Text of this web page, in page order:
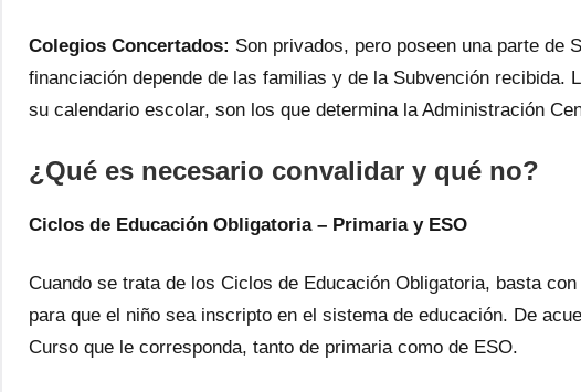
Colegios Concertados: Son privados, pero poseen una parte de
financiación depende de las familias y de la Subvención
su calendario escolar, son los que determina la Administración
¿Qué es necesario convalidar y qué no?
Ciclos de Educación Obligatoria – Primaria y ESO
Cuando se trata de los Ciclos de Educación Obligatoria, basta
para que el niño sea inscripto en el sistema de educación. De
Curso que le corresponda, tanto de primaria como de ESO.